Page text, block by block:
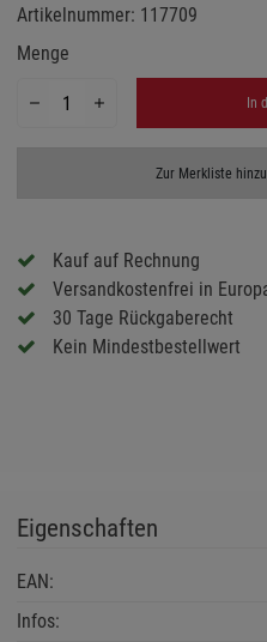
Artikelnummer: 117709
Menge
In
Zur Merkliste
Kauf auf Rechnung
Versandkostenfrei in
30 Tage Rückgaberecht
Kein Mindestbestellwert
Eigenschaften
EAN:
Infos: